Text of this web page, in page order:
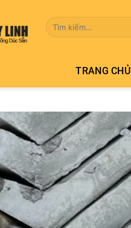
Tìm
kiếm:
TRANG CHỦ